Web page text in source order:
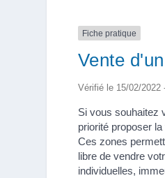
Fiche pratique
Vente
Vérifié le 15/02/2022
Si vous souhaitez
priorité proposer
Ces zones
libre de vendre
individuelles,